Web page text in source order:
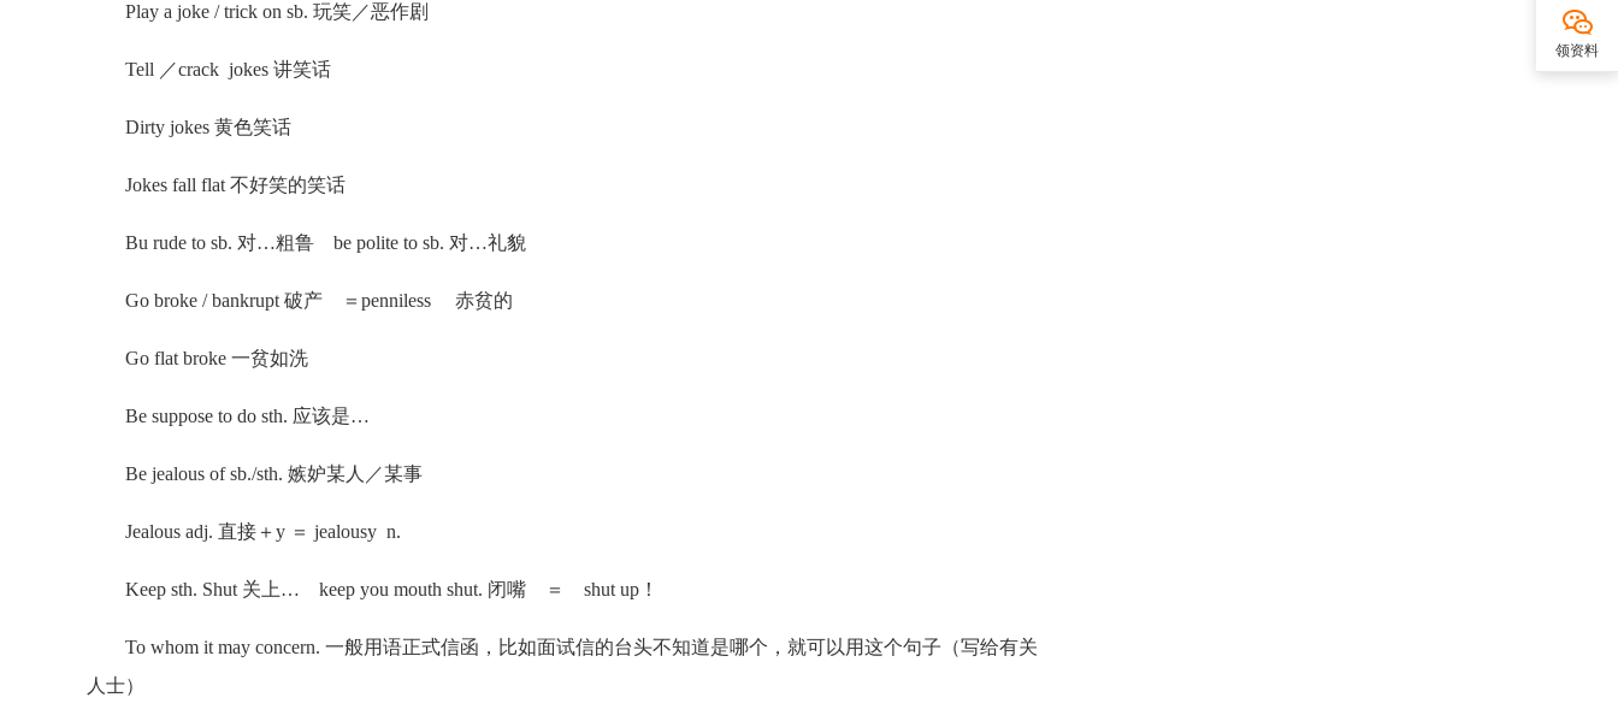
Play a joke / trick on sb. 玩笑／恶作剧
Tell ／crack jokes 讲笑话
Dirty jokes 黄色笑话
Jokes fall flat 不好笑的笑话
Bu rude to sb. 对…粗鲁 be polite to sb. 对…礼貌
Go broke / bankrupt 破产 ＝penniless 赤贫的
Go flat broke 一贫如洗
Be suppose to do sth. 应该是…
Be jealous of sb./sth. 嫉妒某人／某事
Jealous adj. 直接＋y ＝ jealousy n.
Keep sth. Shut 关上… keep you mouth shut. 闭嘴 ＝ shut up！
To whom it may concern. 一般用语正式信函，比如面试信的台头不知道是哪个，就可以用这个句子（写给有关
人士）
领资料